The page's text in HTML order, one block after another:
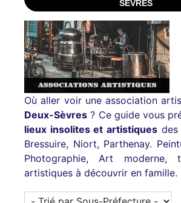
SÈVRES
Où aller voir une association
Deux-Sèvres ? Ce guide vous
lieux insolites et artistiques des
Bressuire, Niort, Parthenay.
Photographie, Art moderne,
artistiques à découvrir en famille.